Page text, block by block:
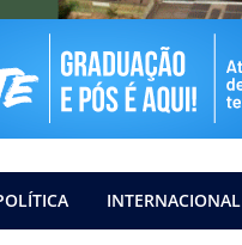
INTERNACIONAL